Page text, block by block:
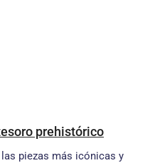
prehistórico
piezas más icónicas y